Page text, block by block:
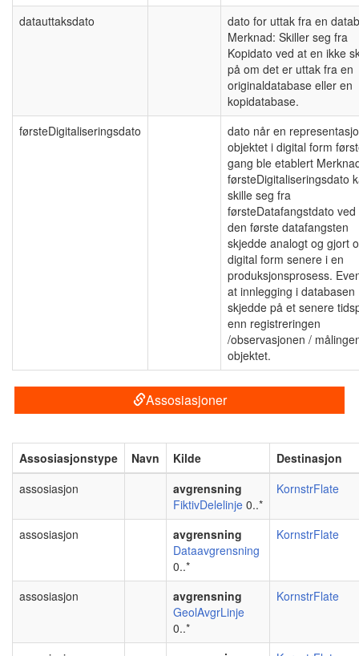
datauttaksdato
dato for uttak fra en
Merknad: Skiller seg fra
Kopidato ved at en ikke
på om det er uttak fra en
originaldatabase eller en
kopidatabase.
førsteDigitaliseringsdato
dato når en
objektet i digital form
gang ble etablert
førsteDigitaliseringsdato
skille seg fra
førsteDatafangstdato ved
den første datafangsten
skjedde analogt og gjort
digital form senere i en
produksjonsprosess.
at innlegging i databasen
skjedde på et senere
enn registreringen
/observasjonen /
objektet.
Assosiasjoner
Assosiasjonstype Navn Kilde
Destinasjon
assosiasjon
avgrensning
FiktivDelelinje 0..*
KornstrFlate
assosiasjon
avgrensning
Dataavgrensning
0..*
KornstrFlate
assosiasjon
avgrensning
GeolAvgrLinje
0..*
KornstrFlate